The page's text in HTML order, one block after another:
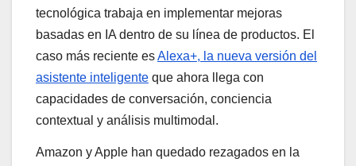
tecnológica trabaja en implementar mejoras
basadas en IA dentro de su línea de productos. El
caso más reciente esAlexa+, la nueva versión del
asistente inteligente que ahora llega con
capacidades de conversación, conciencia
contextual y análisis multimodal.
Amazon y Apple han quedado rezagados en la